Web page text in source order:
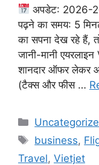
अपडेट: 2026-
पढ़ने का समय: 5
का सपना देख रहे हैं,
जानी-मानी
शानदार ऑफर लेकर
(टैक्स और फीस …
Categories
Tags
business,
Travel, Vietjet